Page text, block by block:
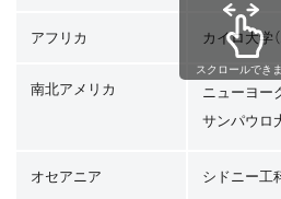
アフリカ カイロ大学
南北アメリカ
ニューヨー
サンパウロ
オセアニア シドニー工
スクロールでき